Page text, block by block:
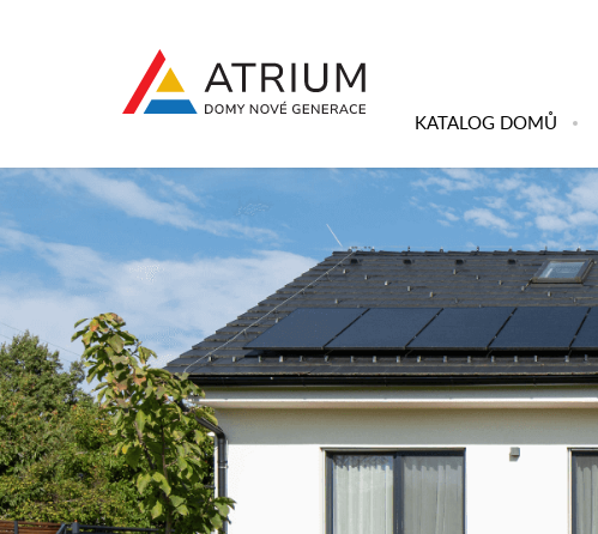
KATALOG DOMŮ